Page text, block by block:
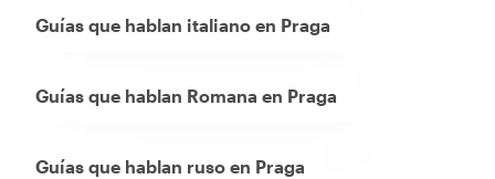
Guías que hablan italiano en Praga
Guías que hablan Romana en Praga
Guías que hablan ruso en Praga